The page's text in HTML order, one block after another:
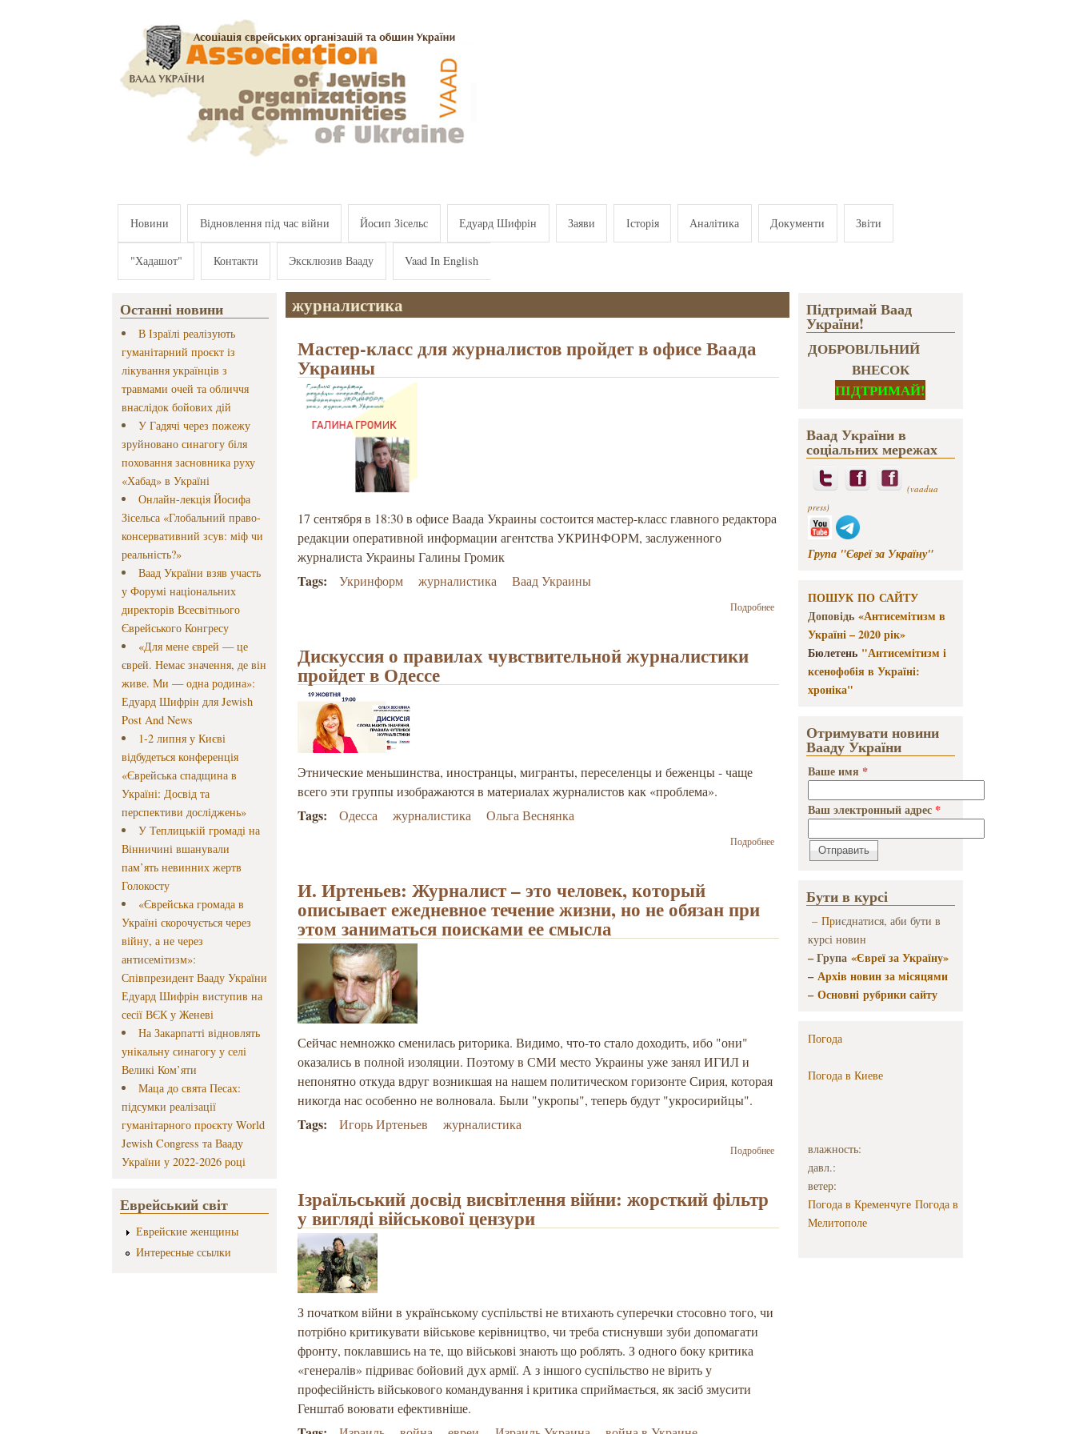
Новини Відновлення під час війни Йосип Зісельс Едуард Шифрін Заяви Історія Аналітика Документи Звіти
"Хадашот" Контакти Эксклюзив Вааду Vaad In English
Останні новини
В Ізраїлі реалізують
гуманітарний проєкт із
лікування українців з
травмами очей та обличчя
внаслідок бойових дій
У Гадячі через пожежу
зруйновано синагогу біля
поховання засновника руху
«Хабад» в Україні
Онлайн-лекція Йосифа
Зісельса «Глобальний право-
консервативний зсув: міф чи
реальність?»
Ваад України взяв участь
у Форумі національних
директорів Всесвітнього
Єврейського Конгресу
«Для мене єврей — це
єврей. Немає значення, де він
живе. Ми — одна родина»:
Едуард Шифрін для Jewish
Post And News
1-2 липня у Києві
відбудеться конференція
«Єврейська спадщина в
Україні: Досвід та
перспективи досліджень»
У Теплицькій громаді на
Вінничині вшанували
пам’ять невинних жертв
Голокосту
«Єврейська громада в
Україні скорочується через
війну, а не через
антисемітизм»:
Співпрезидент Вааду України
Едуард Шифрін виступив на
сесії ВЄК у Женеві
На Закарпатті відновлять
унікальну синагогу у селі
Великі Ком’яти
Маца до свята Песах:
підсумки реалізації
гуманітарного проєкту World
Jewish Congress та Вааду
України у 2022-2026 році
Еврейський світ
Еврейские женщины
Интересные ссылки
журналистика
Мастер-класс для журналистов пройдет в офисе Ваада
Украины
17 сентября в 18:30 в офисе Ваада Украины состоится мастер-класс главного редактора
редакции оперативной информации агентства УКРИНФОРМ, заслуженного
журналиста Украины Галины Громик
Tags: Укринформ журналистика Ваад Украины
Подробнеео Мастер-
класс для
журналистов
пройдет в
Украины
Дискуссия о правилах чувствительной журналистики
пройдет в Одессе
Этнические меньшинства, иностранцы, мигранты, переселенцы и беженцы - чаще
всего эти группы изображаются в материалах журналистов как «проблема».
Tags: Одесса журналистика Ольга Веснянка
Подробнеео Дискуссия о
пройдет в
И. Иртеньев: Журналист – это человек, который
описывает ежедневное течение жизни, но не обязан при
этом заниматься поисками ее смысла
Сейчас немножко сменилась риторика. Видимо, что-то стало доходить, ибо "они"
оказались в полной изоляции. Поэтому в СМИ место Украины уже занял ИГИЛ и
непонятно откуда вдруг возникшая на нашем политическом горизонте Сирия, которая
никогда нас особенно не волновала. Были "укропы", теперь будут "укросирийцы".
Tags: Игорь Иртеньев журналистика
Подробнеео И.
Журналист
человек,
Ізраїльський досвід висвітлення війни: жорсткий фільтр
у вигляді військової цензури
З початком війни в українському суспільстві не втихають суперечки стосовно того, чи
потрібно критикувати військове керівництво, чи треба стиснувши зуби допомагати
фронту, поклавшись на те, що військові знають що роблять. З одного боку критика
«генералів» підриває бойовий дух армії. А з іншого суспільство не вірить у
професійність військового командування і критика сприймається, як засіб змусити
Генштаб воювати ефективніше.
Підтримай Ваад
України!
ДОБРОВІЛЬНИЙ
ВНЕСОК
ПІДТРИМАЙ!
Ваад України в
соціальних мережах
(vaadua
press)
Група "Євреї за Україну"
ПОШУК ПО САЙТУ
Доповідь «Антисемітизм в
Україні – 2020 рік»
Бюлетень "Антисемітизм і
ксенофобія в Україні:
хроніка"
Отримувати новини
Вааду України
Ваше имя *
Ваш электронный адрес *
Бути в курсі
– Приєднатися, аби бути в
курсі новин
– Група «Євреї за Україну»
–Архів новин за місяцями
–Основні рубрики сайту
Погода
Погода в Киеве
влажность:
давл.:
ветер:
Погода в Кременчуге Погода в
Мелитополе